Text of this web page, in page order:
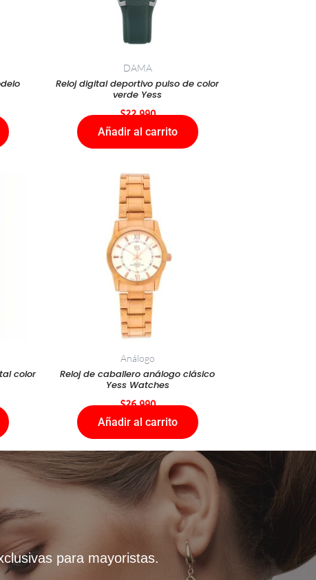
DAMA
Reloj digital deportivo pulso de color
verde Yess
$22.990
Añadir al carrito
color
Análogo
Reloj de caballero análogo clásico
Yess Watches
$26.990
Añadir al carrito
para mayoristas.